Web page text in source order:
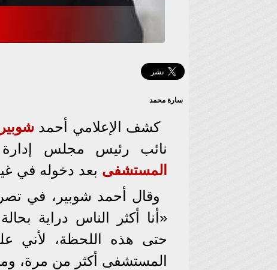
سارة محمد
كشف الإعلامي أحمدشوبير
نائب رئيس مجلس إدارة
المستشفى بعد دخوله في
وقال أحمد شوبير، في
«أنا أكثر الناس دراية
حتى هذه اللحظة، لأني
المستشفى أكثر من مرة،